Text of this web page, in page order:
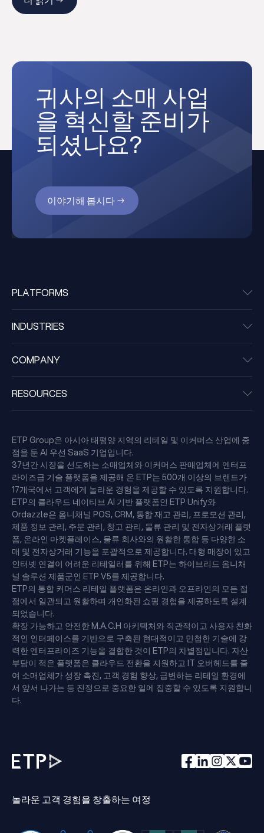
귀사의 소매 사업
을 혁신할 준비가
되셨나요?
이야기해 봅시다
PLATFORMS
INDUSTRIES
COMPANY
RESOURCES
ETP Group은 아시아 태평양 지역의 리테일 및 이커머스 산업에 중
점을 둔 AI 우선 SaaS 기업입니다.
37년간 시장을 선도하는 소매업체와 이커머스 판매업체에 엔터프
라이즈급 기술 플랫폼을 제공해 온 ETP는 500개 이상의 브랜드가
17개국에서 고객에게 놀라운 경험을 제공할 수 있도록 지원합니다.
ETP의 클라우드 네이티브 AI 기반 플랫폼인 ETP Unify와
Ordazzle은 옴니채널 POS, CRM, 통합 재고 관리, 프로모션 관리,
제품 정보 관리, 주문 관리, 창고 관리, 물류 관리 및 전자상거래 플랫
폼, 온라인 마켓플레이스, 물류 회사와의 원활한 통합 등 다양한 소
매 및 전자상거래 기능을 포괄적으로 제공합니다. 대형 매장이 있고
인터넷 연결이 어려운 리테일러를 위해 ETP는 하이브리드 옴니채
널 솔루션 제품군인 ETP V5를 제공합니다.
ETP의 통합 커머스 리테일 플랫폼은 온라인과 오프라인의 모든 접
점에서 일관되고 원활하며 개인화된 쇼핑 경험을 제공하도록 설계
되었습니다.
확장 가능하고 안전한 M.A.C.H 아키텍처와 직관적이고 사용자 친화
적인 인터페이스를 기반으로 구축된 현대적이고 민첩한 기술에 강
력한 엔터프라이즈 기능을 결합한 것이 ETP의 차별점입니다. 자산
부담이 적은 플랫폼은 클라우드 전환을 지원하고 IT 오버헤드를 줄
여 소매업체가 성장 촉진, 고객 경험 향상, 급변하는 리테일 환경에
서 앞서 나가는 등 진정으로 중요한 일에 집중할 수 있도록 지원합니
다.
놀라운 고객 경험을 창출하는 여정